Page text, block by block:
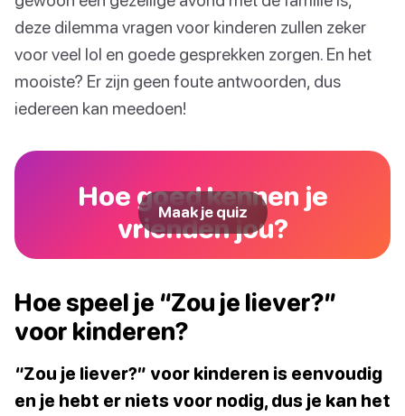
deze dilemma vragen voor kinderen zullen zeker
voor veel lol en goede gesprekken zorgen. En het
mooiste? Er zijn geen foute antwoorden, dus
iedereen kan meedoen!
Hoe goed kennen je
vrienden jou?
Maak je quiz
Hoe speel je “Zou je liever?”
voor kinderen?
“Zou je liever?” voor kinderen is eenvoudig
en je hebt er niets voor nodig, dus je kan het